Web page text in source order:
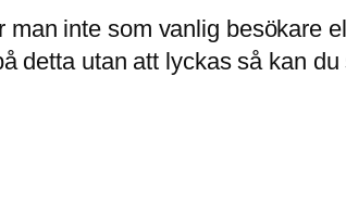
inte som vanlig besökare
detta utan att lyckas så kan